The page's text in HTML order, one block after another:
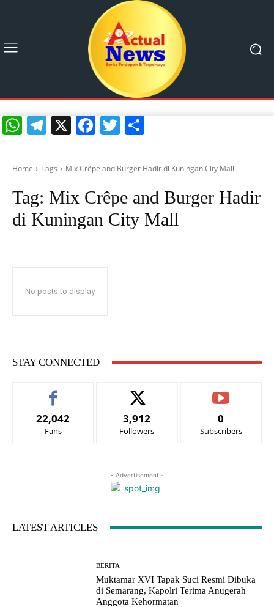
WhatsApp
Telegram
X Facebook
Twitter
Home Tags Mix Crêpe and Burger Hadir di Kuningan City Mall
Tag: Mix Crêpe and Burger Hadir
di Kuningan City Mall
No posts to display
STAY CONNECTED
22,042
Fans
3,912
Followers
0
Subscribers
- Advertisement -
LATEST ARTICLES
BERITA
Muktamar XVI Tapak Suci Resmi Dibuka
di Semarang, Kapolri Terima Anugerah
Anggota Kehormatan